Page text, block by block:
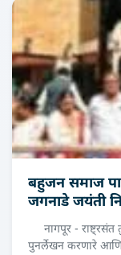
बहुजन समाज
जगनाडे जयंती
नागपूर - राष्ट्रसंत
पुनर्लेखन करणारे